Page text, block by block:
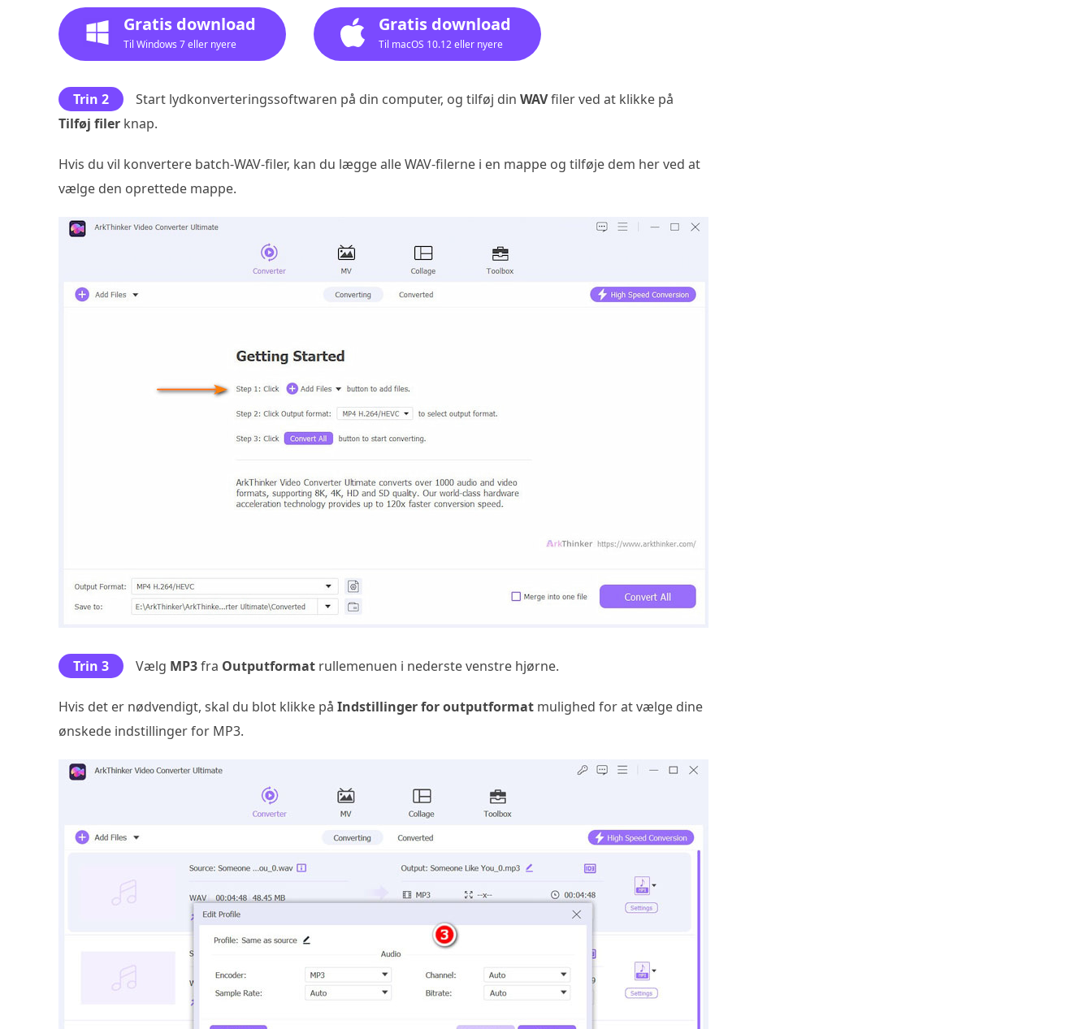
Gratis download
Til Windows 7 eller nyere
Gratis download
Til macOS 10.12 eller nyere
Trin 2 Start lydkonverteringssoftwaren på din computer, og tilføj din WAVfiler ved at klikke på
Tilføj filer knap.
Hvis du vil konvertere batch-WAV-filer, kan du lægge alle WAV-filerne i en mappe og tilføje dem her ved at
vælge den oprettede mappe.
Trin 3 Vælg MP3fra Outputformat rullemenuen i nederste venstre hjørne.
Hvis det er nødvendigt, skal du blot klikke på Indstillinger for outputformat mulighed for at vælge dine
ønskede indstillinger for MP3.